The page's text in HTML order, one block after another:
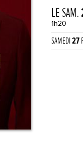
LE SAM.
1h20
SAMEDI27